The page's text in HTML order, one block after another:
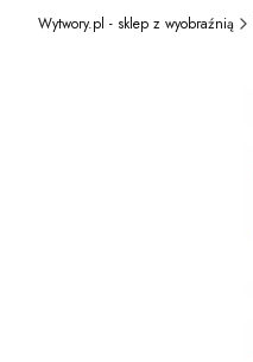
Wytwory.pl - sklep z wyobraźnią